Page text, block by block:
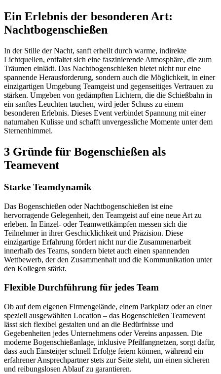
Ein Erlebnis der besonderen Art:
Nachtbogenschießen
In der Stille der Nacht, sanft erhellt durch warme, indirekte
Lichtquellen, entfaltet sich eine faszinierende Atmosphäre, die zum
Träumen einlädt. Das Nachtbogenschießen bietet nicht nur eine
spannende Herausforderung, sondern auch die Möglichkeit, in einer
einzigartigen Umgebung Teamgeist und gegenseitiges Vertrauen zu
stärken. Umgeben von gedämpften Lichtern, die die Schießbahn in
ein sanftes Leuchten tauchen, wird jeder Schuss zu einem
besonderen Erlebnis. Dieses Event verbindet Spannung mit einer
naturnahen Kulisse und schafft unvergessliche Momente unter dem
Sternenhimmel.
3 Gründe für Bogenschießen als
Teamevent
Starke Teamdynamik
Das Bogenschießen oder Nachtbogenschießen ist eine
hervorragende Gelegenheit, den Teamgeist auf eine neue Art zu
erleben. In Einzel- oder Teamwettkämpfen messen sich die
Teilnehmer in ihrer Geschicklichkeit und Präzision. Diese
einzigartige Erfahrung fördert nicht nur die Zusammenarbeit
innerhalb des Teams, sondern bietet auch einen spannenden
Wettbewerb, der den Zusammenhalt und die Kommunikation unter
den Kollegen stärkt.
Flexible Durchführung für jedes Team
Ob auf dem eigenen Firmengelände, einem Parkplatz oder an einer
speziell ausgewählten Location – das Bogenschießen Teamevent
lässt sich flexibel gestalten und an die Bedürfnisse und
Gegebenheiten jedes Unternehmens oder Vereins anpassen. Die
moderne Bogenschießanlage, inklusive Pfeilfangnetzen, sorgt dafür,
dass auch Einsteiger schnell Erfolge feiern können, während ein
erfahrener Ansprechpartner stets zur Seite steht, um einen sicheren
und reibungslosen Ablauf zu garantieren.